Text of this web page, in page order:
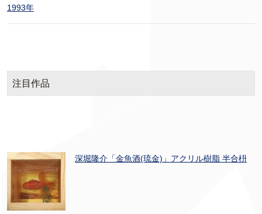
1993年
注目作品
深堀隆介「金魚酒(琉金)」アクリル樹脂 半合枡